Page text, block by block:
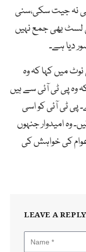
نہ جیت سکی،سنی
بھی جمع نہیں
دیا ہے۔
میں کہا کہ وہ
وہ پی ٹی آئی سے ہیں
پی ٹی آئی کو اسی
امیدوار جنہوں
عوام کی خواہش کی
LEAVE A REPLY